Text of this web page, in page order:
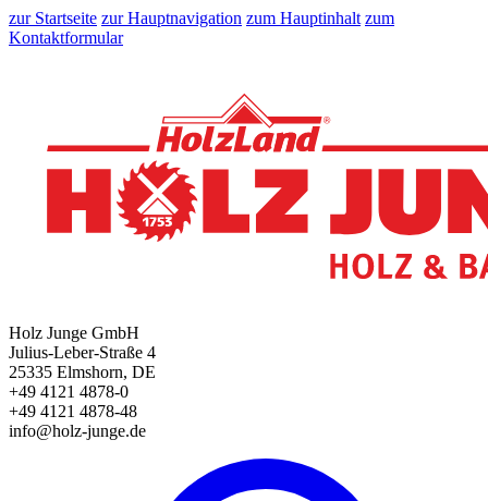
zur Startseite zur Hauptnavigation zum Hauptinhalt zum
Kontaktformular
Holz Junge GmbH
Julius-Leber-Straße 4
25335 Elmshorn, DE
+49 4121 4878-0
+49 4121 4878-48
info@holz-junge.de